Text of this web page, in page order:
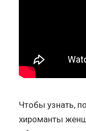
Чтобы узнать,
хироманты